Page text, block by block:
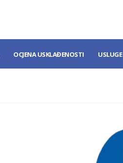
OCJENA USKLAĐENOSTI USLUGE